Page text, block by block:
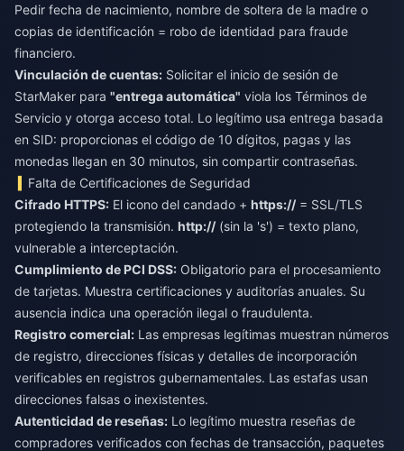
Pedir fecha de nacimiento, nombre de soltera de la madre o
copias de identificación = robo de identidad para fraude
financiero.
Vinculación de cuentas: Solicitar el inicio de sesión de
StarMaker para "entrega automática" viola los Términos de
Servicio y otorga acceso total. Lo legítimo usa entrega basada
en SID: proporcionas el código de 10 dígitos, pagas y las
monedas llegan en 30 minutos, sin compartir contraseñas.
Falta de Certificaciones de Seguridad
Cifrado HTTPS: El icono del candado + https:// = SSL/TLS
protegiendo la transmisión. http://(sin la 's') = texto plano,
vulnerable a interceptación.
Cumplimiento de PCI DSS: Obligatorio para el procesamiento
de tarjetas. Muestra certificaciones y auditorías anuales. Su
ausencia indica una operación ilegal o fraudulenta.
Registro comercial: Las empresas legítimas muestran números
de registro, direcciones físicas y detalles de incorporación
verificables en registros gubernamentales. Las estafas usan
direcciones falsas o inexistentes.
Autenticidad de reseñas: Lo legítimo muestra reseñas de
compradores verificados con fechas de transacción, paquetes